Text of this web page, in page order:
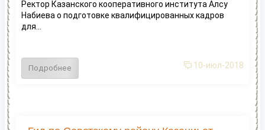
Ректор Казанского кооперативного института Алсу
Набиева о подготовке квалифицированных кадров
для...
Подробнее 10-июл-2018